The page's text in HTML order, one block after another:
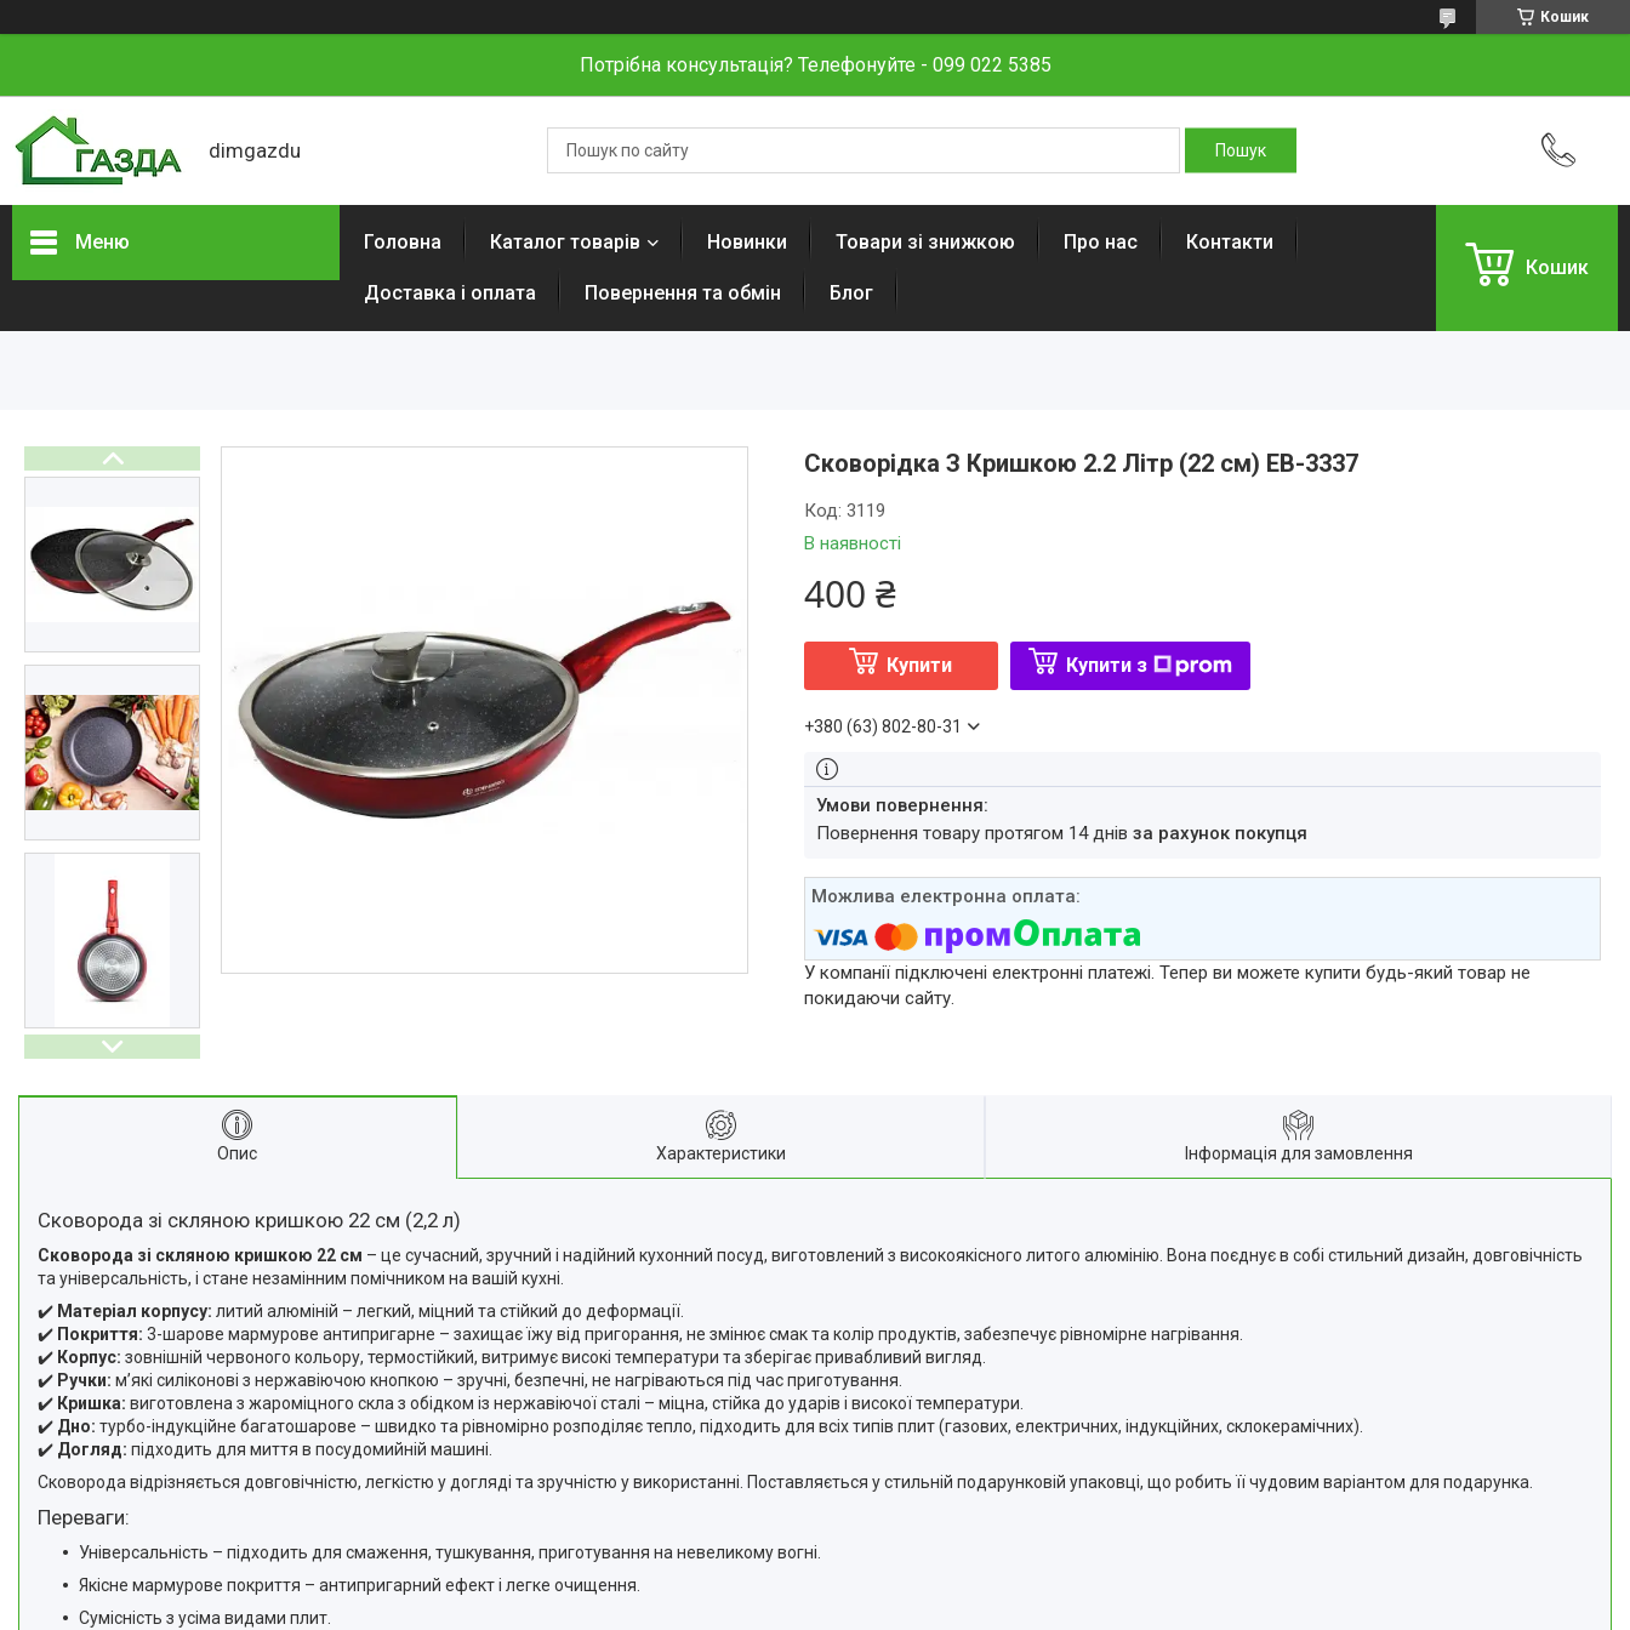
Кошик
Потрібна консультація? Телефонуйте - 099 022 5385
dimgazdu
Меню
Інструменти
Генератори бензинові та
дизельні
Обігрівачі
Побутова техніка і догляд
Все для кухні
Меблі
Резервне живлення для дому
Тактичне взуття
Інструменти для Саду і дому
Автотовари
Електроінструменти
Обігрівачі
Товари зі знижкою
Про нас
Головна Каталог товарів Новинки Товари зі знижкою Про нас Контакти
Доставка і оплата Повернення та обмін Блог
Кошик
Сковорідка З Кришкою 2.2 Літр (22 см) EB-3337
В наявності
Код: 3119
400 ₴
Купити Купити з
+380 (63) 802-80-31
повернення товару протягом 14 днів за рахунок покупця
У компанії підключені електронні платежі. Тепер ви можете купити будь-який товар не
покидаючи сайту.
Опис Характеристики Інформація для замовлення
Сковорода зі скляною кришкою 22 см (2,2 л)
Сковорода зі скляною кришкою 22 см – це сучасний, зручний і надійний кухонний посуд, виготовлений з високоякісного литого алюмінію. Вона поєднує в собі стильний дизайн, довговічність
та універсальність, і стане незамінним помічником на вашій кухні.
✔️ Матеріал корпусу: литий алюміній – легкий, міцний та стійкий до деформації.
✔️ Покриття: 3-шарове мармурове антипригарне – захищає їжу від пригорання, не змінює смак та колір продуктів, забезпечує рівномірне нагрівання.
✔️ Корпус: зовнішній червоного кольору, термостійкий, витримує високі температури та зберігає привабливий вигляд.
✔️ Ручки: м’які силіконові з нержавіючою кнопкою – зручні, безпечні, не нагріваються під час приготування.
✔️ Кришка: виготовлена з жароміцного скла з обідком із нержавіючої сталі – міцна, стійка до ударів і високої температури.
✔️ Дно: турбо-індукційне багатошарове – швидко та рівномірно розподіляє тепло, підходить для всіх типів плит (газових, електричних, індукційних, склокерамічних).
✔️ Догляд: підходить для миття в посудомийній машині.
Сковорода відрізняється довговічністю, легкістю у догляді та зручністю у використанні. Поставляється у стильній подарунковій упаковці, що робить її чудовим варіантом для подарунка.
Переваги:
Універсальність – підходить для смаження, тушкування, приготування на невеликому вогні.
Якісне мармурове покриття – антипригарний ефект і легке очищення.
Сумісність з усіма видами плит.